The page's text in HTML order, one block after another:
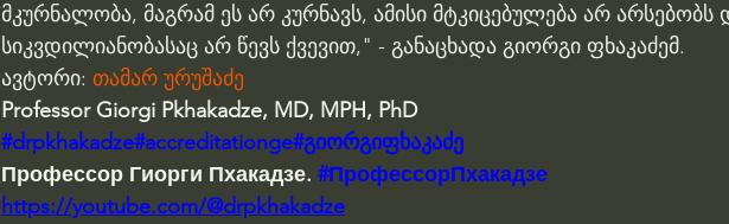
მკურნალობა, მაგრამ ეს არ კურნავს, ამისი მტკიცებულება არ არსებობს
სიკვდილიანობასაც არ წევს ქვევით," - განაცხადა გიორგი ფხაკაძემ.
ავტორი: თამარ ურუშაძე
Professor Giorgi Pkhakadze, MD, MPH, PhD
#drpkhakadze#accreditationge#გიორგიფხაკაძე
Профессор Гиорги Пхакадзе. #ПрофессорПхакадзе
https://youtube.com/@drpkhakadze